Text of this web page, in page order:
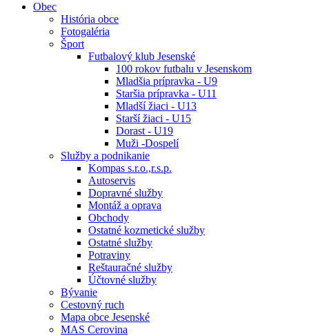
Obec
História obce
Fotogaléria
Šport
Futbalový klub Jesenské
100 rokov futbalu v Jesenskom
Mladšia prípravka - U9
Staršia prípravka - U11
Mladší žiaci - U13
Starší žiaci - U15
Dorast - U19
Muži -Dospelí
Služby a podnikanie
Kompas s.r.o.,r.s.p.
Autoservis
Dopravné služby
Montáž a oprava
Obchody
Ostatné kozmetické služby
Ostatné služby
Potraviny
Reštauračné služby
Účtovné služby
Bývanie
Cestovný ruch
Mapa obce Jesenské
MAS Cerovina